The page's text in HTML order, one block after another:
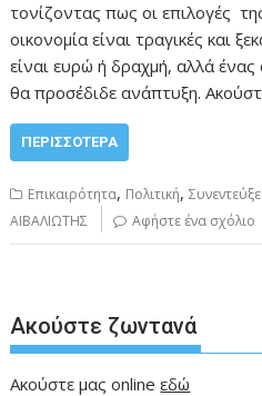
τονίζοντας πως οι επιλογές
οικονομία είναι τραγικές και
είναι ευρώ ή δραχμή, αλλά
θα προσέδιδε ανάπτυξη.
ΠΕΡΙΣΣΌΤΕΡΑ
Επικαιρότητα, Πολιτική,
ΑΙΒΑΛΙΩΤΗΣ
Αφήστε ένα σχόλιο
Ακούστε ζωντανά
Ακούστε μας onlineεδώ